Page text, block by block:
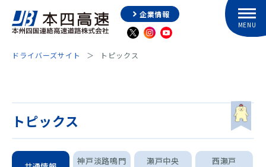
企業情報
ドライバーズサイト トピックス
トピックス
神戸淡路鳴門
瀬戸中央
西瀬戸